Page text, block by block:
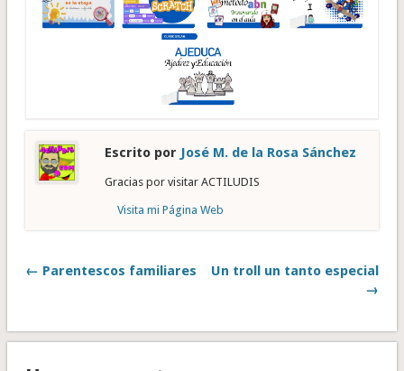
Escrito por José M. de la Rosa Sánchez
Gracias por visitar ACTILUDIS
Visita mi Página Web
← Parentescos familiares
Un troll un tanto especial
→